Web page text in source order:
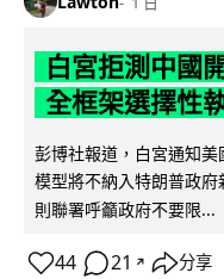
白宮拒測中國
全框架選擇性
彭博社報道，白宮通知
模型將不納入特朗普政
則聯署呼籲政府不要限...
44 21 ↗ 分享